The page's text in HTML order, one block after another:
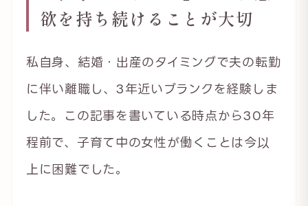
欲を持ち続けることが大切
私自身、結婚・出産のタイミングで夫の転勤
に伴い離職し、3年近いブランクを経験しま
した。この記事を書いている時点から30年
程前で、子育て中の女性が働くことは今以
上に困難でした。